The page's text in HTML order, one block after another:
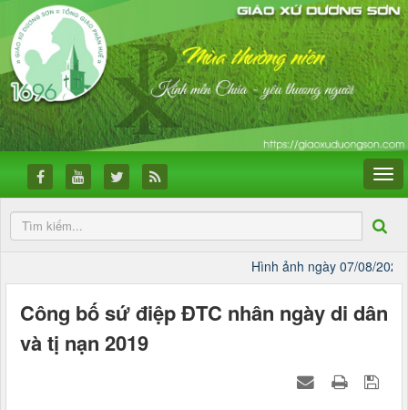
Hình ảnh ngày 07/08/2026
Công bố sứ điệp ĐTC nhân ngày di dân
và tị nạn 2019